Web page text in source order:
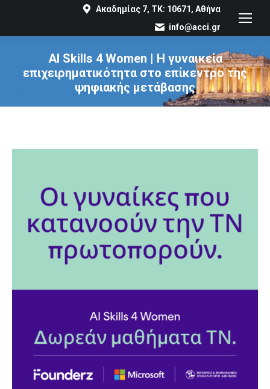
Ακαδημίας 7, ΤΚ: 10671, Αθήνα
info@acci.gr
AI Skills 4 Women | Η γυναικεία
επιχειρηματικότητα στο επίκεντρο της
ψηφιακής μετάβασης
You are here: